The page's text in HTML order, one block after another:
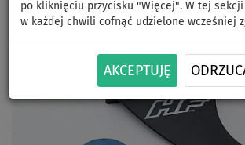
po kliknięciu przycisku "Więcej". W tej
w każdej chwili cofnąć udzielone wcześniej
AKCEPTUJĘ